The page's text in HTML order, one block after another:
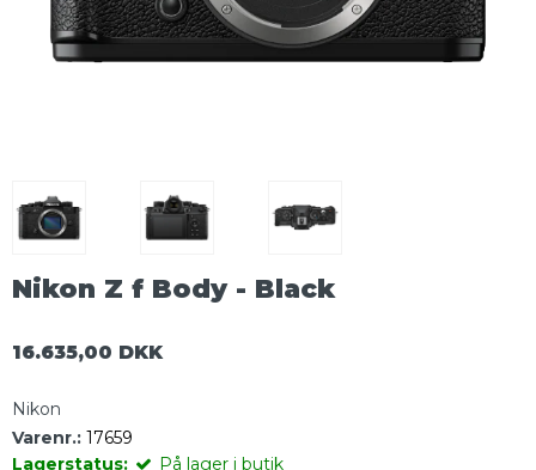
Nikon Z f Body - Black
16.635,00 DKK
Nikon
Varenr.: 17659
Lagerstatus:
På lager i butik